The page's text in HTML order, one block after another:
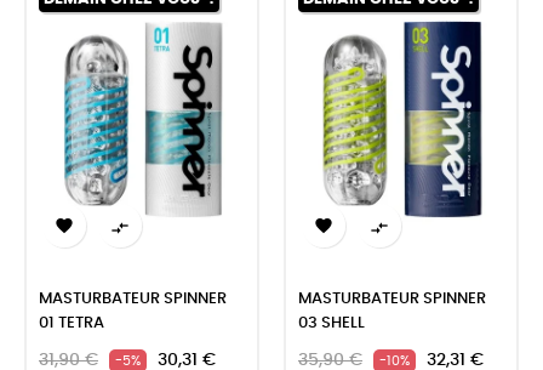
 
MASTURBATEUR SPINNER
01 TETRA
31,90 € -5% 30,31 €
 
MASTURBATEUR SPINNER
03 SHELL
35,90 € -10% 32,31 €